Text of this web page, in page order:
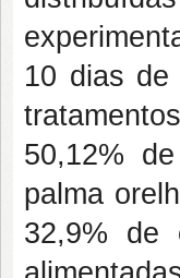
10 dias
50,12%
palma
32,9% de